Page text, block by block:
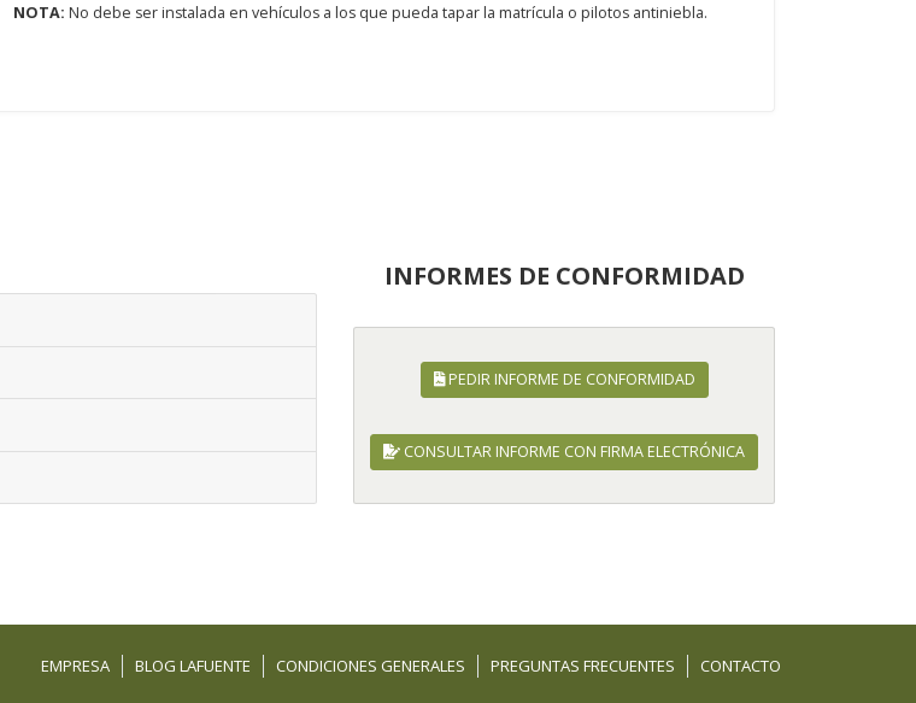
NOTA: No debe ser instalada en vehículos a los que pueda tapar la matrícula o pilotos antiniebla.
INFORMES DE CONFORMIDAD
PEDIR INFORME DE CONFORMIDAD
CONSULTAR INFORME CON FIRMA ELECTRÓNICA
EMPRESA BLOG LAFUENTE CONDICIONES GENERALES PREGUNTAS FRECUENTES CONTACTO